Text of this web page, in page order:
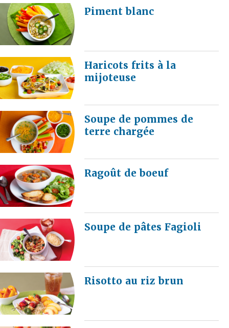
Piment blanc
Haricots frits à la
mijoteuse
Soupe de pommes de
terre chargée
Ragoût de boeuf
Soupe de pâtes Fagioli
Risotto au riz brun